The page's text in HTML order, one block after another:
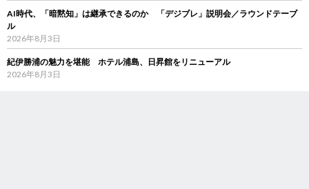
AI時代、「暗黙知」は継承できるのか 「デジブレ」説明会／ラウンドテーブ
ル
2026年8月3日
紀伊勝浦の魅力を堪能 ホテル浦島、日昇館をリニューアル
2026年8月3日